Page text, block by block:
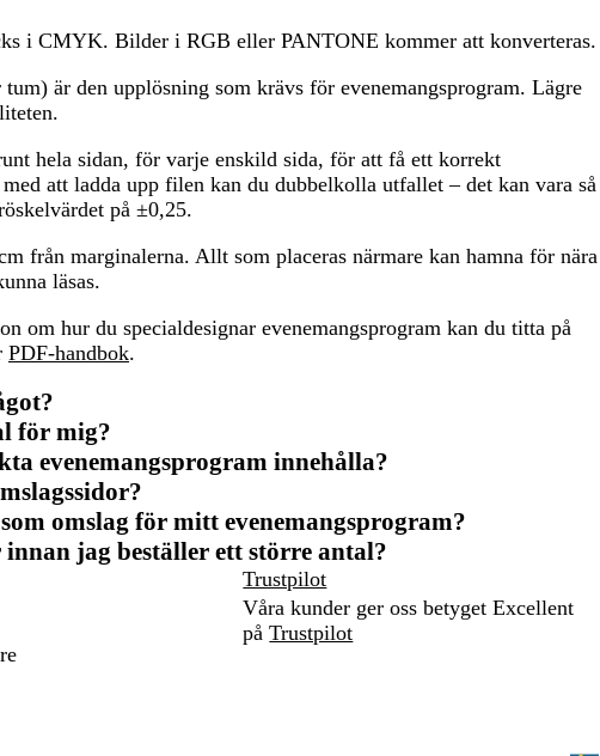
i CMYK. Bilder i RGB eller PANTONE kommer att konverteras.
är den upplösning som krävs för evenemangsprogram. Lägre
hela sidan, för varje enskild sida, för att få ett korrekt
att ladda upp filen kan du dubbelkolla utfallet – det kan vara så
på ±0,25.
från marginalerna. Allt som placeras närmare kan hamna för nära
läsas.
om hur du specialdesignar evenemangsprogram kan du titta på
PDF-handbok.
för mig?
evenemangsprogram innehålla?
omslag för mitt evenemangsprogram?
jag beställer ett större antal?
Trustpilot
Våra kunder ger oss betyget Excellent
påTrustpilot